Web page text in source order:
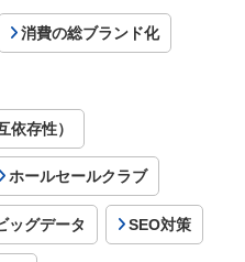
消費の総ブランド化
依存性）
ホールセールクラブ
ッグデータ SEO対策